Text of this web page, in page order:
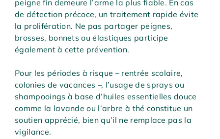
peigne fin demeure l’arme la plus fiable. En cas
de détection précoce, un traitement rapide évite
la prolifération. Ne pas partager peignes,
brosses, bonnets ou élastiques participe
également à cette prévention.
Pour les périodes à risque – rentrée scolaire,
colonies de vacances –, l’usage de sprays ou
shampooings à base d’huiles essentielles douce
comme la lavande ou l’arbre à thé constitue un
soutien apprécié, bien qu’il ne remplace pas la
vigilance.